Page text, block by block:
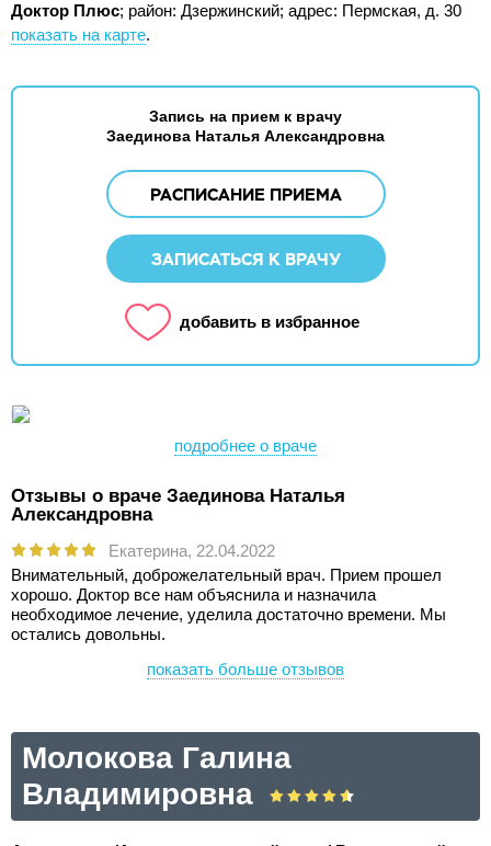
Доктор Плюс; район: Дзержинский; адрес: Пермская, д. 30
показать на карте.
Запись на прием к врачу
Заединова Наталья Александровна
РАСПИСАНИЕ ПРИЕМА
ЗАПИСАТЬСЯ К ВРАЧУ
добавить в избранное
подробнее о враче
Отзывы о враче Заединова Наталья
Александровна
Екатерина, 22.04.2022
Внимательный, доброжелательный врач. Прием прошел
хорошо. Доктор все нам объяснила и назначила
необходимое лечение, уделила достаточно времени. Мы
остались довольны.
показать больше отзывов
Молокова Галина
Владимировна